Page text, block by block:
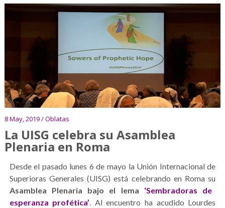
8 May, 2019 / Oblatas
La UISG celebra su Asamblea
Plenaria en Roma
Desde el pasado lunes 6 de mayo la Unión Internacional de
Superioras Generales (UISG) está celebrando en Roma su
Asamblea Plenaria bajo el lema ‘Sembradoras de
esperanza profética’. Al encuentro ha acudido Lourdes